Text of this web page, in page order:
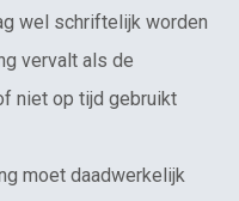
wel schriftelijk worden
vervalt als de
niet op tijd gebruikt
moet daadwerkelijk